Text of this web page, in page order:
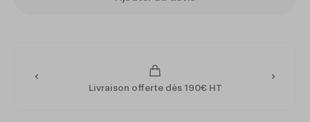
Livraison offerte dès 190€ HT